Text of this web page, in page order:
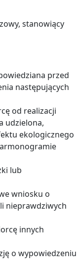
stanowiący
przed
następujących
od realizacji
udzielona,
ekologicznego
lub
wniosku o
nieprawdziwych
innych
o wypowiedzeniu